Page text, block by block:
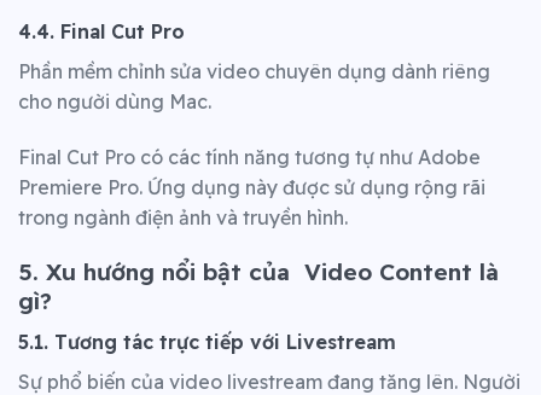
4.4. Final Cut Pro
Phần mềm chỉnh sửa video chuyên dụng dành riêng
cho người dùng Mac.
Final Cut Pro có các tính năng tương tự như Adobe
Premiere Pro. Ứng dụng này được sử dụng rộng rãi
trong ngành điện ảnh và truyền hình.
5. Xu hướng nổi bật của Video Content là
gì?
5.1. Tương tác trực tiếp với Livestream
Sự phổ biến của video livestream đang tăng lên. Người